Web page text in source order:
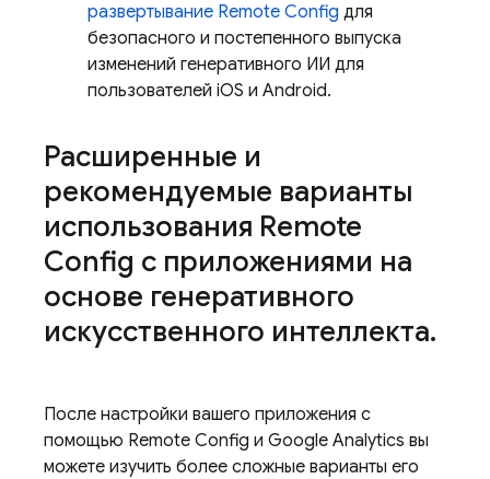
развертывание Remote Config для
безопасного и постепенного выпуска
изменений генеративного ИИ для
пользователей iOS и Android.
Расширенные и
рекомендуемые варианты
использования Remote
Config с приложениями на
основе генеративного
искусственного интеллекта.
После настройки вашего приложения с
помощью Remote Config и Google Analytics вы
можете изучить более сложные варианты его